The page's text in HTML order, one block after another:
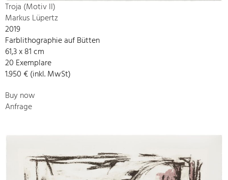
Troja (Motiv II)
Markus Lüpertz
2019
Farblithographie auf Bütten
61,3 x 81 cm
20 Exemplare
1.950 € (inkl. MwSt)
Buy now
Anfrage